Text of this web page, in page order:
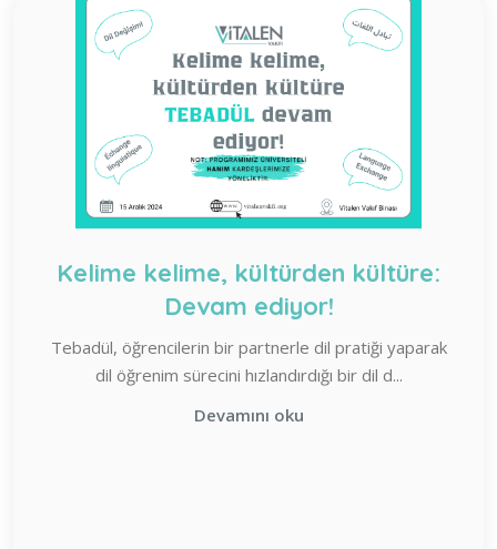
Kelime kelime, kültürden kültüre:
Devam ediyor!
Tebadül, öğrencilerin bir partnerle dil pratiği yaparak
dil öğrenim sürecini hızlandırdığı bir dil d...
Devamını oku